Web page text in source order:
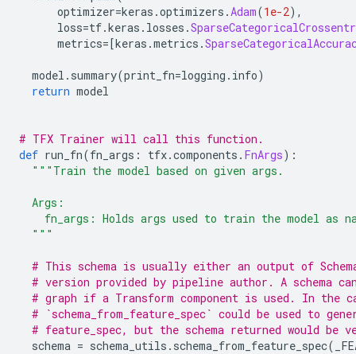
optimizer=keras .optimizers .Adam(1e-2),
loss=tf.keras . losses .
metrics=[keras .metrics .
model . summary(print_fn=logging . info)
return model
# TFX Trainer will call this function.
def run_fn(fn_args : tfx.components . FnArgs):
"""Train the model based on given args.
Args:
fn_args: Holds args used to train the model as
"""
# This schema is usually either an output of
# version provided by pipeline author. A schema
# graph if a Transform component is used. In the
# `schema_from_feature_spec` could be used to
# feature_spec, but the schema returned would be
schema = schema_utils . schema_from_feature_spec(